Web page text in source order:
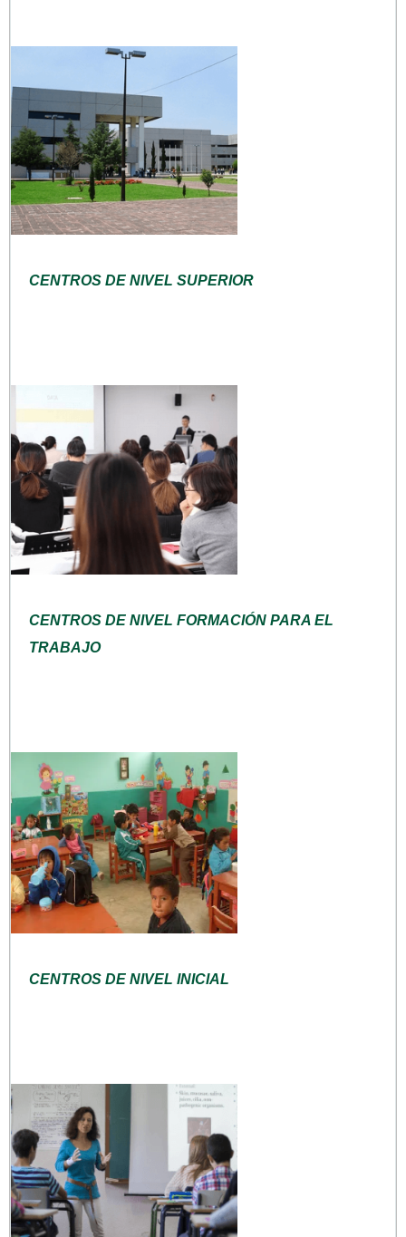
CENTROS DE NIVEL SUPERIOR
CENTROS DE NIVEL FORMACIÓN PARA EL
TRABAJO
CENTROS DE NIVEL INICIAL